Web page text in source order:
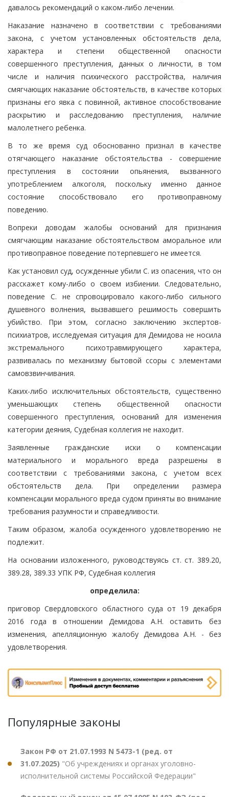
давалось рекомендаций о каком-либо лечении.
Наказание назначено в соответствии с требованиями
закона, с учетом установленных обстоятельств дела,
характера и степени общественной опасности
совершенного преступления, данных о личности, в том
числе и наличия психического расстройства, наличия
смягчающих наказание обстоятельств, в качестве которых
признаны его явка с повинной, активное способствование
раскрытию и расследованию преступления, наличие
малолетнего ребенка.
В то же время суд обоснованно признал в качестве
отягчающего наказание обстоятельства - совершение
преступления в состоянии опьянения, вызванного
употреблением алкоголя, поскольку именно данное
состояние способствовало его противоправному
поведению.
Вопреки доводам жалобы оснований для признания
смягчающим наказание обстоятельством аморальное или
противоправное поведение потерпевшего не имеется.
Как установил суд, осужденные убили С. из опасения, что он
расскажет кому-либо о своем избиении. Следовательно,
поведение С. не спровоцировало какого-либо сильного
душевного волнения, вызвавшего решимость совершить
убийство. При этом, согласно заключению экспертов-
психиатров, исследуемая ситуация для Демидова не носила
экстремального психотравмирующего характера,
развивалась по механизму бытовой ссоры с элементами
самовзвинчивания.
Каких-либо исключительных обстоятельств, существенно
уменьшающих степень общественной опасности
совершенного преступления, оснований для изменения
категории деяния, Судебная коллегия не находит.
Заявленные гражданские иски о компенсации
материального и морального вреда разрешены в
соответствии с требованиями закона, с учетом всех
обстоятельств дела. При определении размера
компенсации морального вреда судом приняты во внимание
требования разумности и справедливости.
Таким образом, жалоба осужденного удовлетворению не
подлежит.
На основании изложенного, руководствуясь ст. ст. 389.20,
389.28, 389.33 УПК РФ, Судебная коллегия
определила:
приговор Свердловского областного суда от 19 декабря
2016 года в отношении Демидова А.Н. оставить без
изменения, апелляционную жалобу Демидова А.Н. - без
удовлетворения.
Популярные законы
Закон РФ от 21.07.1993 N 5473-1 (ред. от
31.07.2025) "Об учреждениях и органах уголовно-
исполнительной системы Российской Федерации"